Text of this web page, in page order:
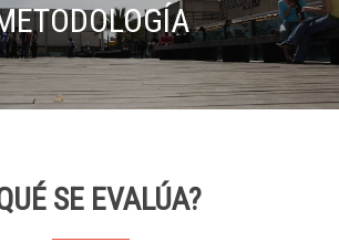
SE EVALÚA?